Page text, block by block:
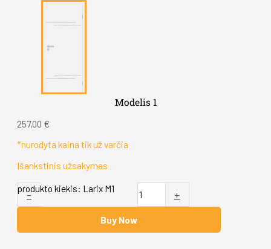
Modelis 1
257,00 €
*nurodyta kaina tik už varčia
Išankstinis užsakymas
-
produkto kiekis: Larix M1 +
Buy Now